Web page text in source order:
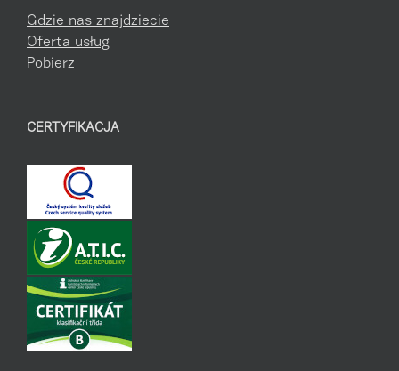
Gdzie nas znajdziecie
Oferta usług
Pobierz
CERTYFIKACJA